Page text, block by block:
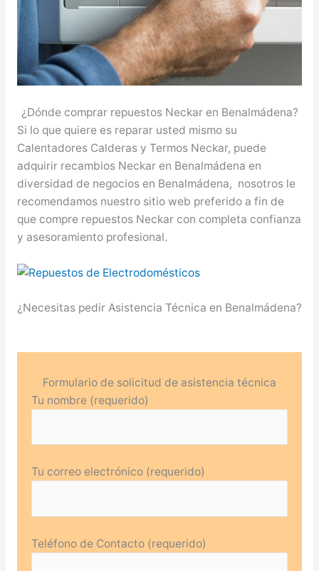
¿Dónde comprar repuestos Neckar en Benalmádena?
Si lo que quiere es reparar usted mismo su
Calentadores Calderas y Termos Neckar, puede
adquirir recambios Neckar en Benalmádena en
diversidad de negocios en Benalmádena, nosotros le
recomendamos nuestro sitio web preferido a fin de
que compre repuestos Neckar con completa confianza
y asesoramiento profesional.
¿Necesitas pedir Asistencia Técnica en Benalmádena?
Formulario de solicitud de asistencia técnica
Tu nombre (requerido)
Tu correo electrónico (requerido)
Teléfono de Contacto (requerido)